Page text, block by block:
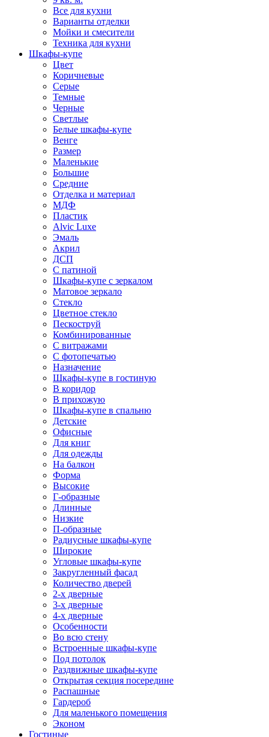
Все для кухни
Варианты отделки
Мойки и смесители
Техника для кухни
Шкафы-купе
Цвет
Коричневые
Серые
Темные
Черные
Светлые
Белые шкафы-купе
Венге
Размер
Маленькие
Большие
Средние
Отделка и материал
МДФ
Пластик
Alvic Luxe
Эмаль
Акрил
ДСП
С патиной
Шкафы-купе с зеркалом
Матовое зеркало
Стекло
Цветное стекло
Пескоструй
Комбинированные
С витражами
С фотопечатью
Назначение
Шкафы-купе в гостиную
В коридор
В прихожую
Шкафы-купе в спальню
Детские
Офисные
Для книг
Для одежды
На балкон
Форма
Высокие
Г-образные
Длинные
Низкие
П-образные
Радиусные шкафы-купе
Широкие
Угловые шкафы-купе
Закругленный фасад
Количество дверей
2-х дверные
3-х дверные
4-х дверные
Особенности
Во всю стену
Встроенные шкафы-купе
Под потолок
Раздвижные шкафы-купе
Открытая секция посередине
Распашные
Гардероб
Для маленького помещения
Эконом
Гостиные